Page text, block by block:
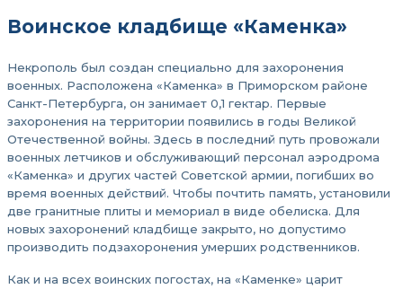
Воинское кладбище «Каменка»
Некрополь был создан специально для захоронения
военных. Расположена «Каменка» в Приморском районе
Санкт-Петербурга, он занимает 0,1 гектар. Первые
захоронения на территории появились в годы Великой
Отечественной войны. Здесь в последний путь провожали
военных летчиков и обслуживающий персонал аэродрома
«Каменка» и других частей Советской армии, погибших во
время военных действий. Чтобы почтить память, установили
две гранитные плиты и мемориал в виде обелиска. Для
новых захоронений кладбище закрыто, но допустимо
производить подзахоронения умерших родственников.
Как и на всех воинских погостах, на «Каменке» царит